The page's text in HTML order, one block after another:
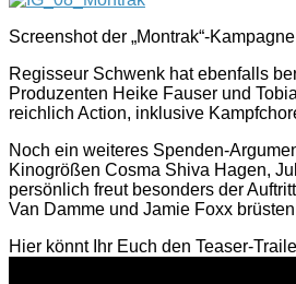
Screenshot der „Montrak“-
Regisseur Schwenk hat ebenfalls
Produzenten Heike Fauser und
reichlich Action, inklusive
Noch ein weiteres Spenden-
Kinogrößen Cosma Shiva Hagen,
persönlich freut besonders der
Van Damme und Jamie Foxx
Hier könnt Ihr Euch den Teaser-